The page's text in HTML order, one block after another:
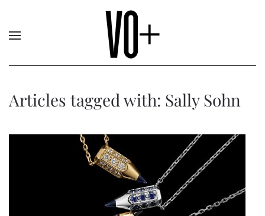
Articles tagged with: Sally Sohn